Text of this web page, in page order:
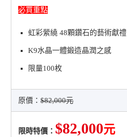
必買重點
虹彩縈繞 48顆鑽石的藝術獻禮
K9水晶一體鍛造晶潤之感
限量100枚
原價：$82,000元
限時特價： $82,000元